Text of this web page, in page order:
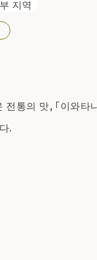
지역
통의 맛, 「이와
.